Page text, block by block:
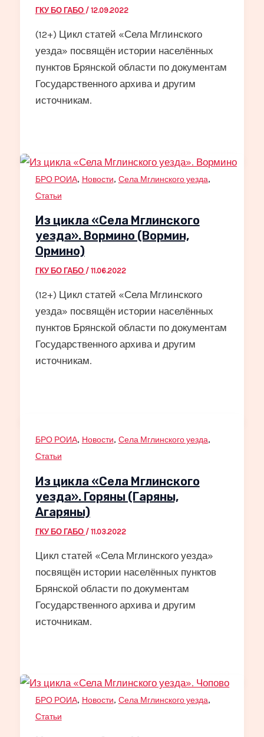
ГКУ БО ГАБО / 12.09.2022
(12+) Цикл статей «Села Мглинского
уезда» посвящён истории населённых
пунктов Брянской области по документам
Государственного архива и другим
источникам.
БРО РОИА, Новости, Села Мглинского уезда,
Статьи
Из цикла «Села Мглинского
уезда». Вормино (Вормин,
Ормино)
ГКУ БО ГАБО / 11.06.2022
(12+) Цикл статей «Села Мглинского
уезда» посвящён истории населённых
пунктов Брянской области по документам
Государственного архива и другим
источникам.
БРО РОИА, Новости, Села Мглинского уезда,
Статьи
Из цикла «Села Мглинского
уезда». Горяны (Гаряны,
Агаряны)
ГКУ БО ГАБО / 11.03.2022
Цикл статей «Села Мглинского уезда»
посвящён истории населённых пунктов
Брянской области по документам
Государственного архива и другим
источникам.
БРО РОИА, Новости, Села Мглинского уезда,
Статьи